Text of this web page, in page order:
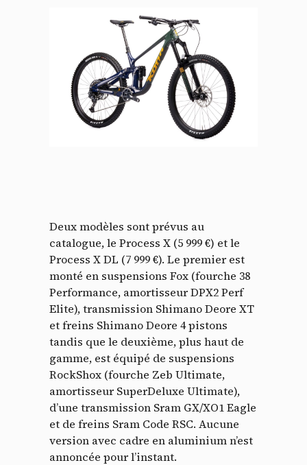
Deux modèles sont prévus au
catalogue, le Process X (5 999 €) et le
Process X DL (7 999 €). Le premier est
monté en suspensions Fox (fourche 38
Performance, amortisseur DPX2 Perf
Elite), transmission Shimano Deore XT
et freins Shimano Deore 4 pistons
tandis que le deuxième, plus haut de
gamme, est équipé de suspensions
RockShox (fourche Zeb Ultimate,
amortisseur SuperDeluxe Ultimate),
d’une transmission Sram GX/XO1 Eagle
et de freins Sram Code RSC. Aucune
version avec cadre en aluminium n’est
annoncée pour l’instant.